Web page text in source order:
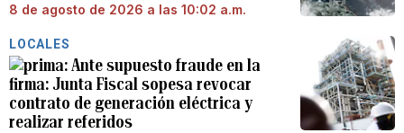
8 de agosto de 2026 a las 10:02 a.m.
LOCALES
Ante supuesto fraude en la
firma: Junta Fiscal sopesa revocar
contrato de generación eléctrica y
realizar referidos